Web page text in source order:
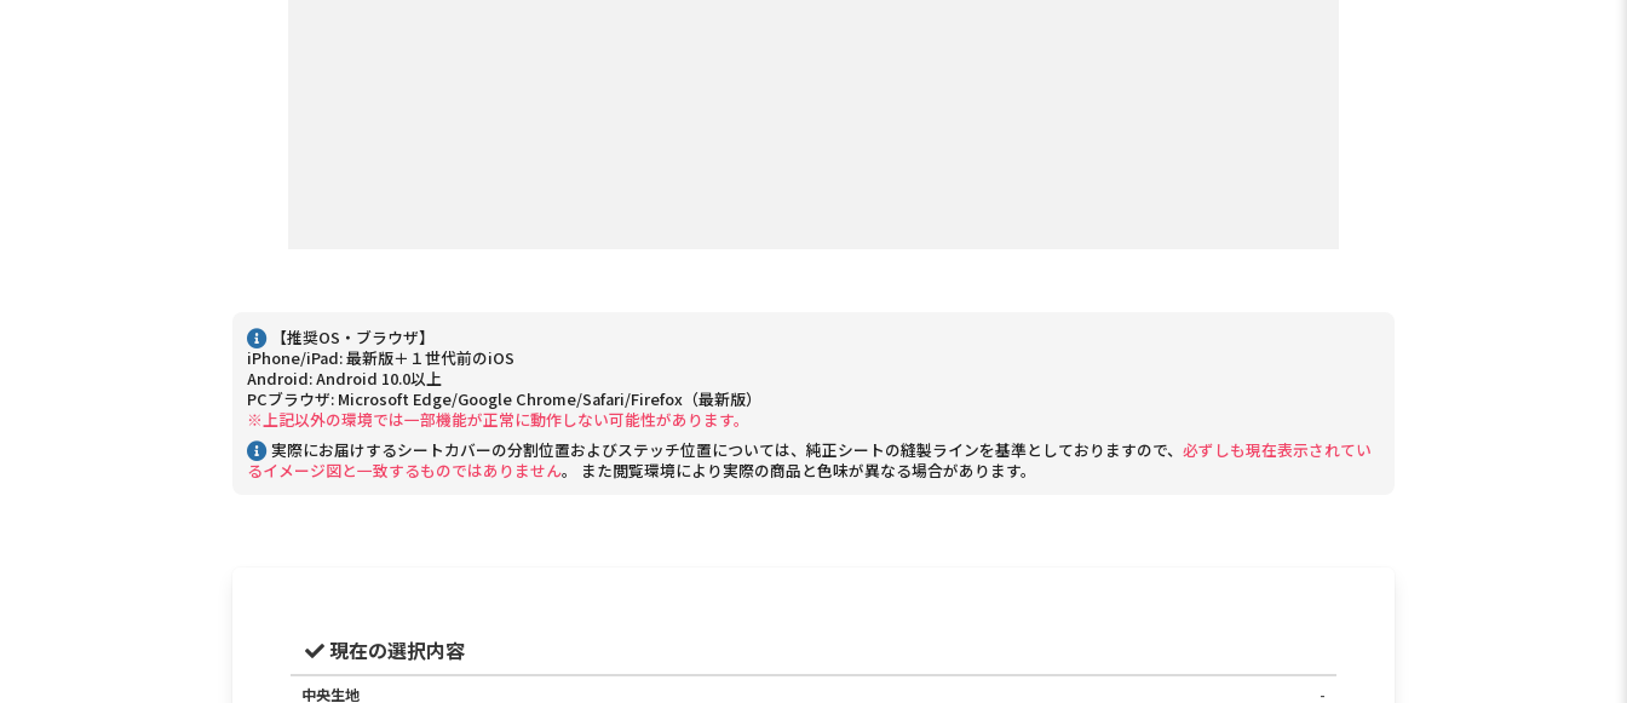
【推奨OS・ブラウザ】
iPhone/iPad: 最新版＋１世代前のiOS
Android: Android 10.0以上
PCブラウザ: Microsoft Edge/Google Chrome/Safari/Firefox（最新版）
※上記以外の環境では一部機能が正常に動作しない可能性があります。
実際にお届けするシートカバーの分割位置およびステッチ位置については、純正シートの縫製ラインを基準としておりますので、 必ずしも現在表示されてい
るイメージ図と一致するものではありません。 また閲覧環境により実際の商品と色味が異なる場合があります。
現在の選択内容
中央生地
-